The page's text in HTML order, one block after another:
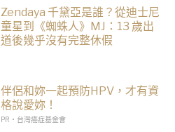
Zendaya 千黛亞是誰？從迪士尼
童星到《蜘蛛人》MJ：13 歲出
道後幾乎沒有完整休假
伴侶和妳一起預防HPV，才有資
格說愛妳！
PR・台灣癌症基金會